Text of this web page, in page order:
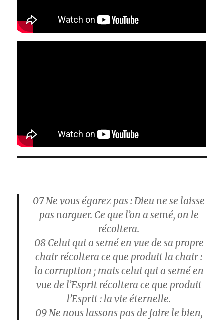
07Ne vous égarez pas : Dieu ne se laisse
pas narguer. Ce que l’on a semé, on le
récoltera.
08Celui qui a semé en vue de sa propre
chair récoltera ce que produit la chair :
la corruption ; mais celui qui a semé en
vue de l’Esprit récoltera ce que produit
l’Esprit : la vie éternelle.
09Ne nous lassons pas de faire le bien,